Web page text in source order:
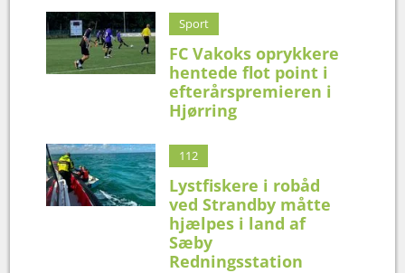
Sport
FC Vakoks oprykkere
hentede flot point i
efterårspremieren i
Hjørring
112
Lystfiskere i robåd
ved Strandby måtte
hjælpes i land af
Sæby
Redningsstation